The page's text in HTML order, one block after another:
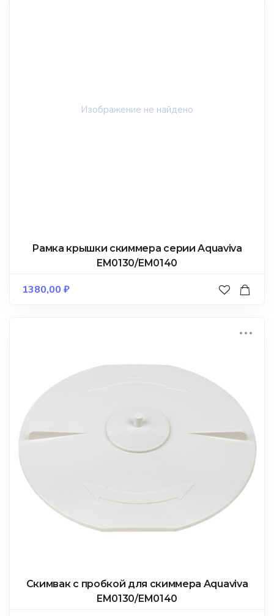
Рамка крышки скиммера серии Aquaviva
EM0130/EM0140
1380,00 ₽
Скимвак с пробкой для скиммера Aquaviva
EM0130/EM0140